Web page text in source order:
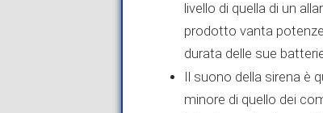
livello di quella di un
prodotto vanta
durata delle sue
Il suono della sirena è
minore di quello dei